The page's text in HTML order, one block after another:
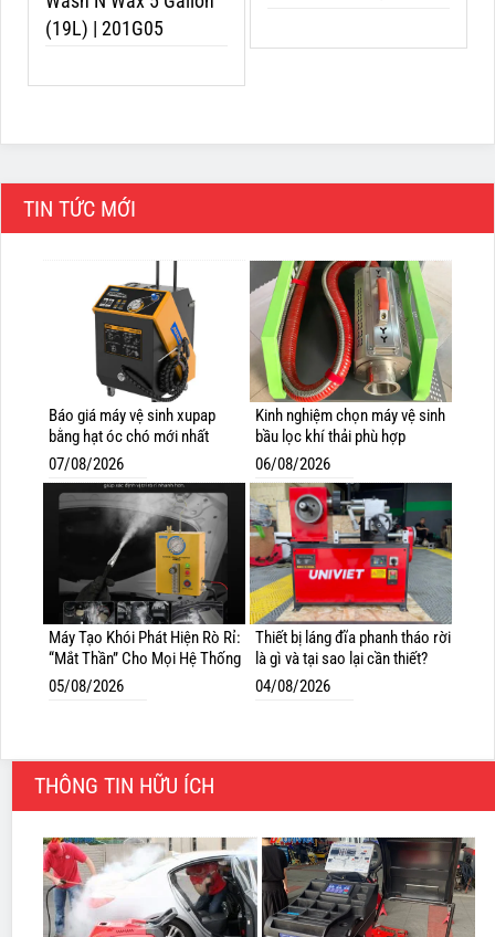
(19L) | 201G05
TIN TỨC MỚI
Báo giá máy vệ sinh xupap
bằng hạt óc chó mới nhất
07/08/2026
Kinh nghiệm chọn máy vệ sinh
bầu lọc khí thải phù hợp
06/08/2026
Máy Tạo Khói Phát Hiện Rò Rỉ:
“Mắt Thần” Cho Mọi Hệ Thống
05/08/2026
Thiết bị láng đĩa phanh tháo rời
là gì và tại sao lại cần thiết?
04/08/2026
THÔNG TIN HỮU ÍCH